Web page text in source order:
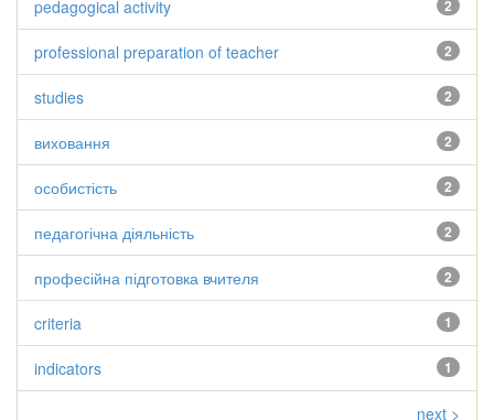
2
pedagogical activity
2
professional preparation of teacher
2
studies
2
виховання
2
особистість
2
педагогічна діяльність
2
професійна підготовка вчителя
1
criteria
1
indicators
next >